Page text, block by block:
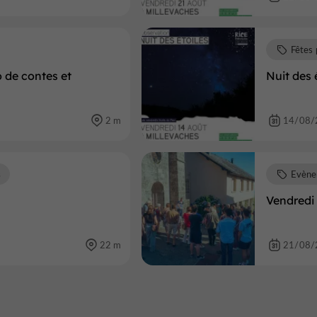
de contes et
2 m
Nuit des
Fêtes
14/08/
22 m 21/08/